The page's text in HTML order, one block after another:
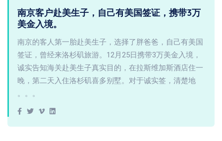
南京客户赴美生子，自己有美国签证，携带3万
美金入境。
南京的客人第一胎赴美生子，选择了胖爸爸，自己有美国
签证，曾经来洛杉矶旅游。12月25日携带3万美金入境，
诚实告知海关赴美生子真实目的，在拉斯维加斯酒店住一
晚，第二天入住洛杉矶喜多别墅。对于诚实签，清楚地
。。。